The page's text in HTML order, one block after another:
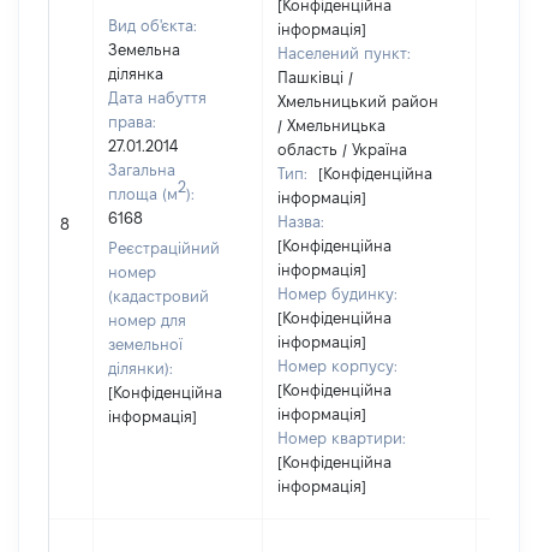
8
Вид об'єкта:
Земельна
ділянка
Дата набуття
права:
27.01.2014
Загальна
площа (м2):
6168
Реєстраційний
номер
(кадастровий
номер для
земельної
ділянки):
[Конфіденційна
інформація]
[Конфіденційна
інформація]
Населений пункт:
Пашківці /
Хмельницький район
/ Хмельницька
область / Україна
Тип:
[Конфіденційна
інформація]
Назва:
[Конфіденційна
інформація]
Номер будинку:
[Конфіденційна
інформація]
Номер корпусу:
[Конфіденційна
інформація]
Номер квартири:
[Конфіденційна
інформація]